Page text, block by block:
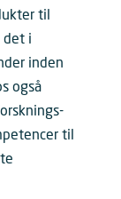
til
det i
inden
også
til